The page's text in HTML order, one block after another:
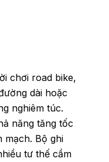
chơi road bike,
dài hoặc
nghiêm túc.
năng tăng tốc
mạch. Bộ ghi
tư thế cầm